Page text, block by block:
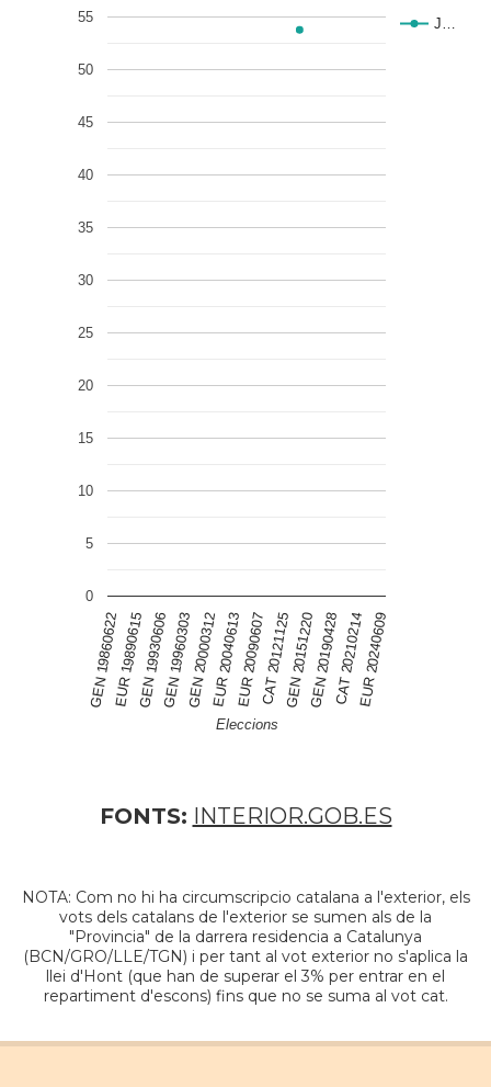
J…
GEN 19860622EUR 19890615GEN 19930606GEN 19960303GEN 20000312EUR 20040613EUR 20090607CAT 20121125GEN 20151220GEN 20190428CAT 20210214EUR 20240609
0
5
10
15
20
25
30
35
40
45
50
55
Eleccions
FONTS: INTERIOR.GOB.ES
NOTA: Com no hi ha circumscripcio catalana a l'exterior, els
vots dels catalans de l'exterior se sumen als de la
"Provincia" de la darrera residencia a Catalunya
(BCN/GRO/LLE/TGN) i per tant al vot exterior no s'aplica la
llei d'Hont (que han de superar el 3% per entrar en el
repartiment d'escons) fins que no se suma al vot cat.